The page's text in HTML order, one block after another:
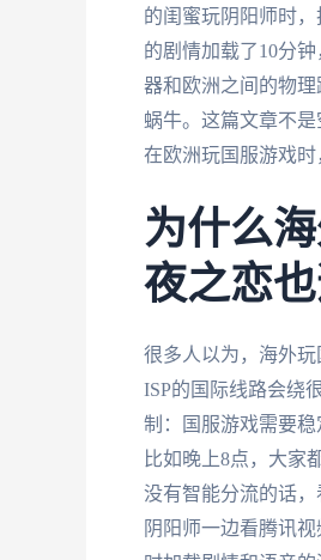
的闺蜜玩阴阳师时
的剧情加载了10分
器和欧洲之间的物
蜗牛。这篇文章不
在欧洲玩国服游戏时
为什么
夜之恋也
很多人以为，海外
ISP的国际线路会绕
制：国服游戏需要
比如晚上8点，大家
没有智能分流的话
阴阳师一边看腾讯